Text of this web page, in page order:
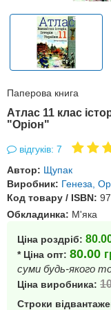
Паперова книга
Атлас 11 клас
"Оріон"
відгуків: 7
Автор: Щупак
Виробник: Генеза,
Код товару / ISBN:
Обкладинка: М'яка
Ціна роздріб:
* Ціна опт: 80.00
суми будь-якого
Ціна виробника:
Строки